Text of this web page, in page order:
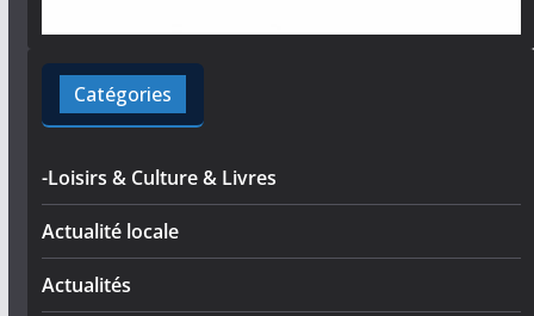
Catégories
-Loisirs & Culture & Livres
Actualité locale
Actualités